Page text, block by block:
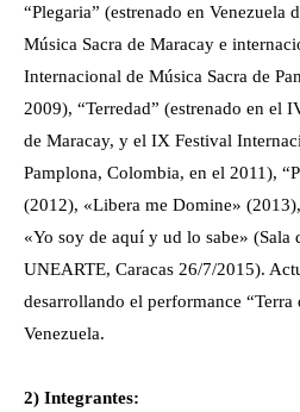
“Plegaria” (estrenado en Venezuela
Música Sacra de Maracay e
Internacional de Música Sacra de
2009), “Terredad” (estrenado en el
de Maracay, y el IX Festival
Pamplona, Colombia, en el 2011),
(2012), «Libera me Domine»
«Yo soy de aquí y ud lo sabe» (Sala
UNEARTE, Caracas 26/7/2015).
desarrollando el performance
Venezuela.
2) Integrantes: